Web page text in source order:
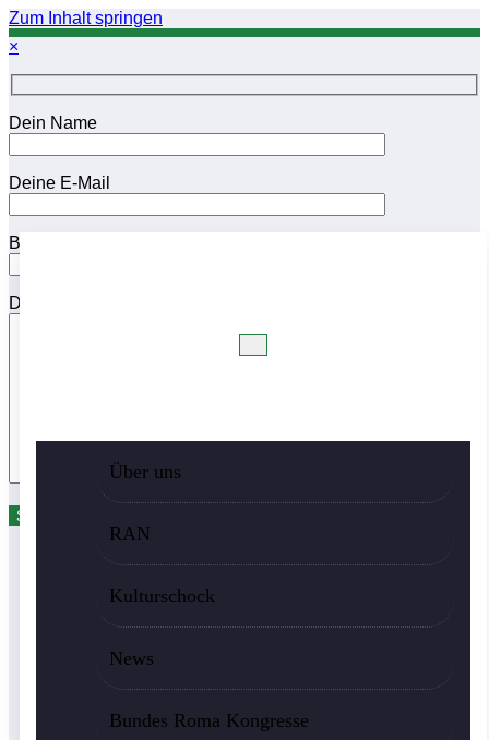
Zum Inhalt springen
Über uns
RAN
Kulturschock
News
Bundes Roma Kongresse
×
Dein Name
Deine E-Mail
Betreff
Deine Nachricht